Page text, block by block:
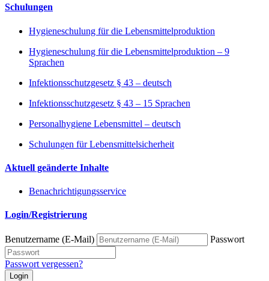
Schulungen
Hygieneschulung für die Lebensmittelproduktion
Hygieneschulung für die Lebensmittelproduktion – 9
Sprachen
Infektionsschutzgesetz § 43 – deutsch
Infektionsschutzgesetz § 43 – 15 Sprachen
Personalhygiene Lebensmittel – deutsch
Schulungen für Lebensmittelsicherheit
Aktuell geänderte Inhalte
Benachrichtigungsservice
Login/Registrierung
Benutzername (E-Mail) Passwort
Passwort vergessen?
Login